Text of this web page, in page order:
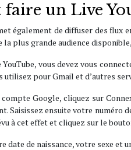
un Live
également de diffuser des flux
la plus grande audience
vous devez vous
utilisez pour Gmail et d’autres
compte Google, cliquez sur
Saisissez ensuite votre numéro
à cet effet et cliquez sur le
date de naissance, votre sexe